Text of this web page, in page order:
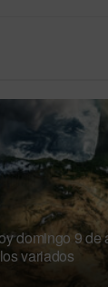
domingo 9 de
variados